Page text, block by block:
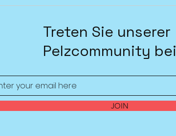
Treten Sie unserer
Pelzcommunity bei
JOIN